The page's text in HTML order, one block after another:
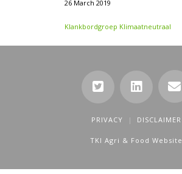
26 March 2019
Klankbordgroep Klimaatneutraal
PRIVACY DISCLAIMER
TKI Agri & Food Website